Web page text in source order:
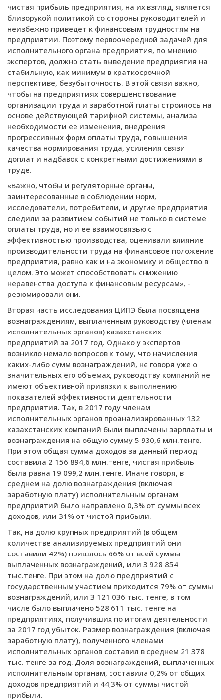
чистая прибыль предприятия, на их взгляд, является
близорукой политикой со стороны руководителей и
неизбежно приведет к финансовым трудностям на
предприятии. Поэтому первоочередной задачей для
исполнительного органа предприятия, по мнению
экспертов, должно стать выведение предприятия на
стабильную, как минимум в краткосрочной
перспективе, безубыточность. В этой связи важно,
чтобы на предприятиях совершенствование
организации труда и заработной платы строилось на
основе действующей тарифной системы, анализа
необходимости ее изменения, внедрения
прогрессивных форм оплаты труда, повышения
качества нормирования труда, усиления связи
доплат и надбавок с конкретными достижениями в
труде.
«Важно, чтобы и регуляторные органы,
заинтересованные в соблюдении норм,
исследователи, потребители, и другие предприятия
следили за развитием событий не только в системе
оплаты труда, но и ее взаимосвязью с
эффективностью производства, оценивали влияние
производительности труда на финансовое положение
предприятия, равно как и на экономику и общество в
целом. Это может способствовать снижению
неравенства доступа к финансовым ресурсам», -
резюмировали они.
Вторая часть исследования ЦИПЭ была посвящена
вознаграждениям, выплаченным руководству (членам
исполнительных органов) казахстанских
предприятий за 2017 год. Однако у экспертов
возникло немало вопросов к тому, что начисления
каких-либо сумм вознаграждений, не говоря уже о
значительных его объемах, руководству компаний не
имеют объективной привязки к выполнению
показателей эффективности деятельности
предприятия. Так, в 2017 году членам
исполнительных органов проанализированных 132
казахстанских компаний были выплачены зарплаты и
вознаграждения на общую сумму 5 930,6 млн.тенге.
При этом общая сумма доходов за данный период
составила 2 156 894,6 млн.тенге, чистая прибыль
была равна 19 099,2 млн.тенге. Иначе говоря, в
среднем на долю вознаграждения (включая
заработную плату) исполнительным органам
предприятий было направлено 0,3% от суммы всех
доходов, или 31% от чистой прибыли.
Так, на долю крупных предприятий (в общем
количестве анализируемых предприятий они
составили 42%) пришлось 66% от всей суммы
выплаченных вознаграждений, или 3 928 854
тыс.тенге. При этом на долю предприятий с
государственным участием приходится 79% от суммы
вознаграждений, или 3 121 036 тыс. тенге, в том
числе было выплачено 528 611 тыс. тенге на
предприятиях, получивших по итогам деятельности
за 2017 год убыток. Размер вознаграждения (включая
заработную плату), полученного членами
исполнительных органов составил в среднем 21 378
тыс. тенге за год. Доля вознаграждений, выплаченных
исполнительным органам, составила 0,2% от общих
доходов предприятий и 44,3% от суммы чистой
прибыли.